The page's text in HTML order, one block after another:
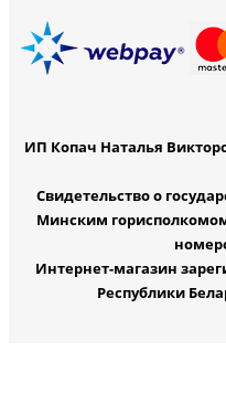
ИП Копач Наталья
Свидетельство о
Минским
Интернет-магазин
Республики